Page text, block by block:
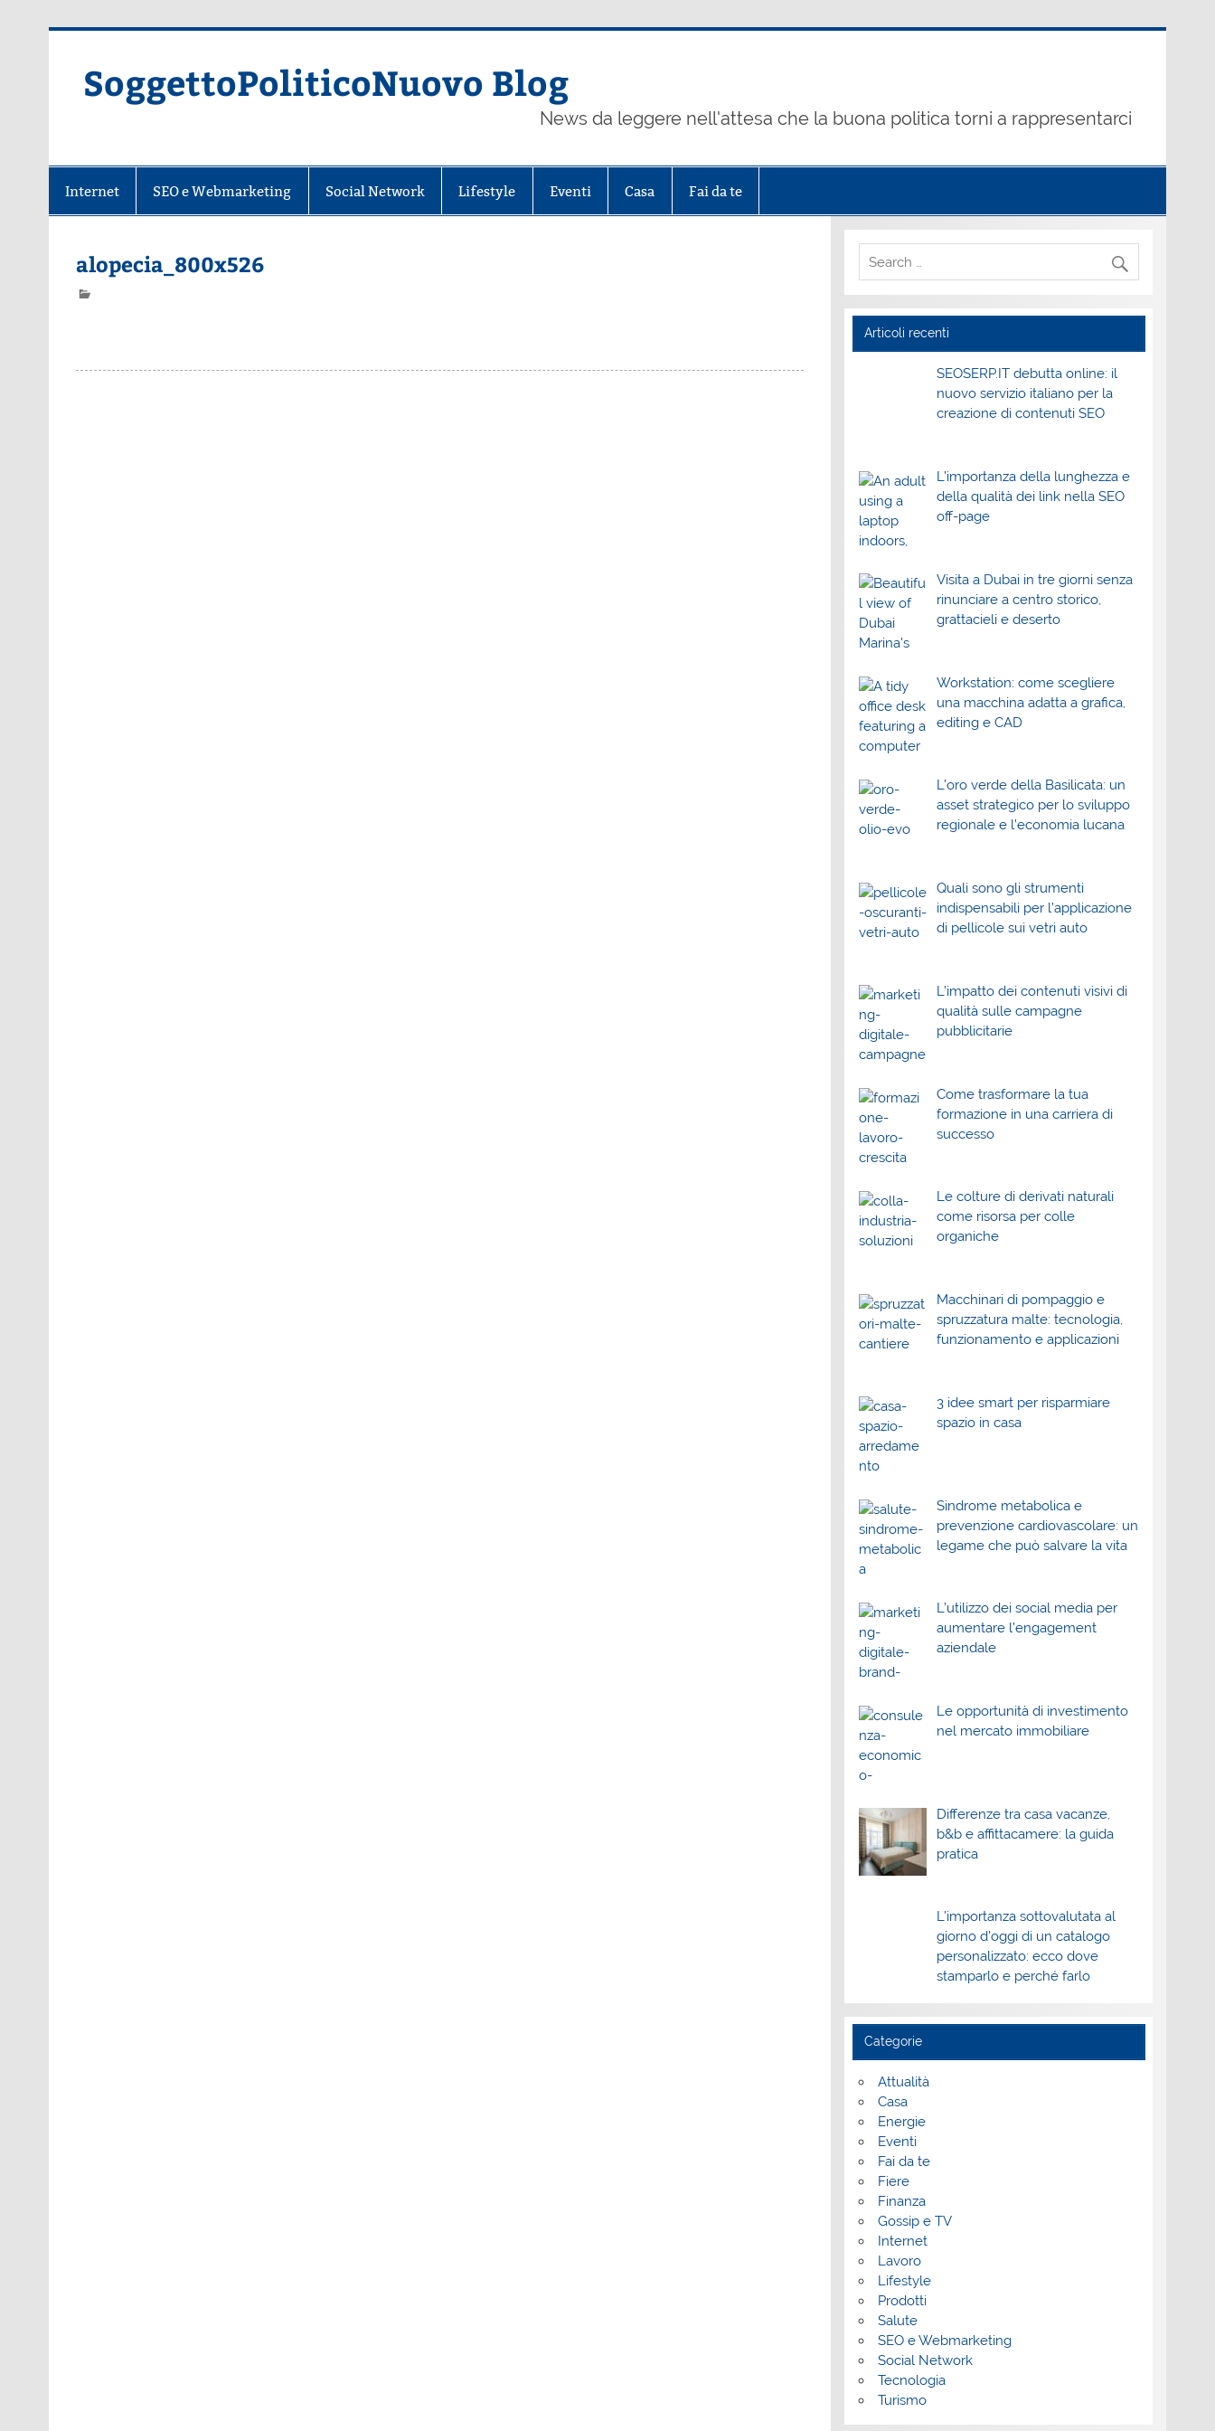
SoggettoPoliticoNuovo Blog
News da leggere nell'attesa che la buona politica torni a rappresentarci
Internet SEO e Webmarketing Social Network Lifestyle Eventi Casa Fai da te
alopecia_800x526
Articoli recenti
SEOSERP.IT debutta online: il
nuovo servizio italiano per la
creazione di contenuti SEO
L’importanza della lunghezza e
della qualità dei link nella SEO
off-page
Visita a Dubai in tre giorni senza
rinunciare a centro storico,
grattacieli e deserto
Workstation: come scegliere
una macchina adatta a grafica,
editing e CAD
L’oro verde della Basilicata: un
asset strategico per lo sviluppo
regionale e l’economia lucana
Quali sono gli strumenti
indispensabili per l’applicazione
di pellicole sui vetri auto
L’impatto dei contenuti visivi di
qualità sulle campagne
pubblicitarie
Come trasformare la tua
formazione in una carriera di
successo
Le colture di derivati naturali
come risorsa per colle
organiche
Macchinari di pompaggio e
spruzzatura malte: tecnologia,
funzionamento e applicazioni
3 idee smart per risparmiare
spazio in casa
Sindrome metabolica e
prevenzione cardiovascolare: un
legame che può salvare la vita
L’utilizzo dei social media per
aumentare l’engagement
aziendale
Le opportunità di investimento
nel mercato immobiliare
Differenze tra casa vacanze,
b&b e affittacamere: la guida
pratica
L’importanza sottovalutata al
giorno d’oggi di un catalogo
personalizzato: ecco dove
stamparlo e perché farlo
Categorie
Attualità
Casa
Energie
Eventi
Fai da te
Fiere
Finanza
Gossip e TV
Internet
Lavoro
Lifestyle
Prodotti
Salute
SEO e Webmarketing
Social Network
Tecnologia
Turismo